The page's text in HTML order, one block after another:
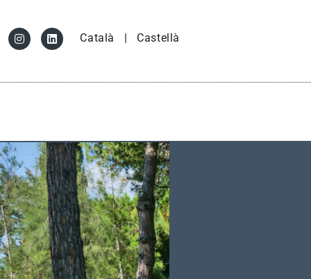
Català | Castellà